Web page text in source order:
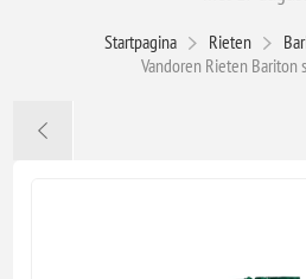
Startpagina Rieten
Vandoren Rieten Bariton